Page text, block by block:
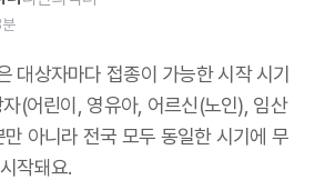
분
대상자마다 접종이 가능한 시작 시기
(어린이, 영유아, 어르신(노인), 임산
아니라 전국 모두 동일한 시기에 무
작돼요.